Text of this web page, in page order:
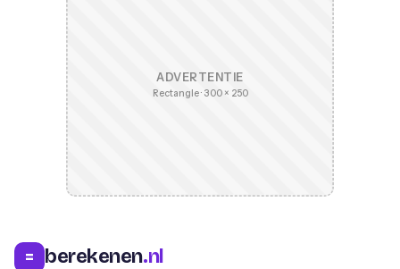
ADVERTENTIE
Rectangle · 300 × 250
= berekenen.nl